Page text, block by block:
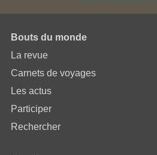
Bouts du monde
La revue
Carnets de voyages
Les actus
Participer
Rechercher